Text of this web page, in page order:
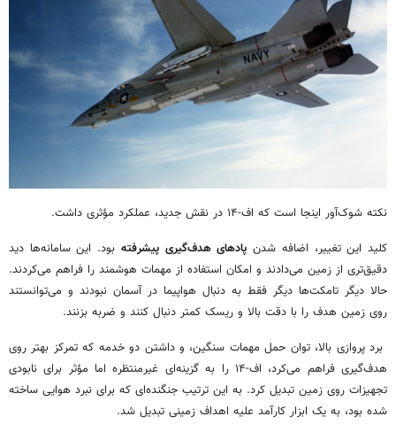
نکته شوک‌آور اینجا است که اف-۱۴ در نقش جدید، عملکرد مؤثری داشت.
کلید این تغییر، اضافه شدن پادهای هدف‌گیری پیشرفته بود. این سامانه‌ها دید
دقیق‌تری از زمین می‌دادند و امکان استفاده از مهمات هوشمند را فراهم می‌کردند.
حالا دیگر تامکت‌ها دیگر فقط به دنبال هواپیما در آسمان نبودند و می‌توانستند
روی زمین هدف را با دقت بالا و ریسک کمتر دنبال کنند و ضربه بزنند.
برد پروازی بالا، توان حمل مهمات سنگین، و داشتن دو خدمه که تمرکز بهتر روی
هدف‌گیری فراهم می‌کرد، اف-۱۴ را به گزینه‌ای غیرمنتظره اما مؤثر برای نابودی
تجهیزات روی زمین تبدیل کرد. به این ترتیب جنگنده‌ای که برای نبرد هوایی ساخته
شده بود، به یک ابزار کارآمد علیه اهداف زمینی تبدیل شد.